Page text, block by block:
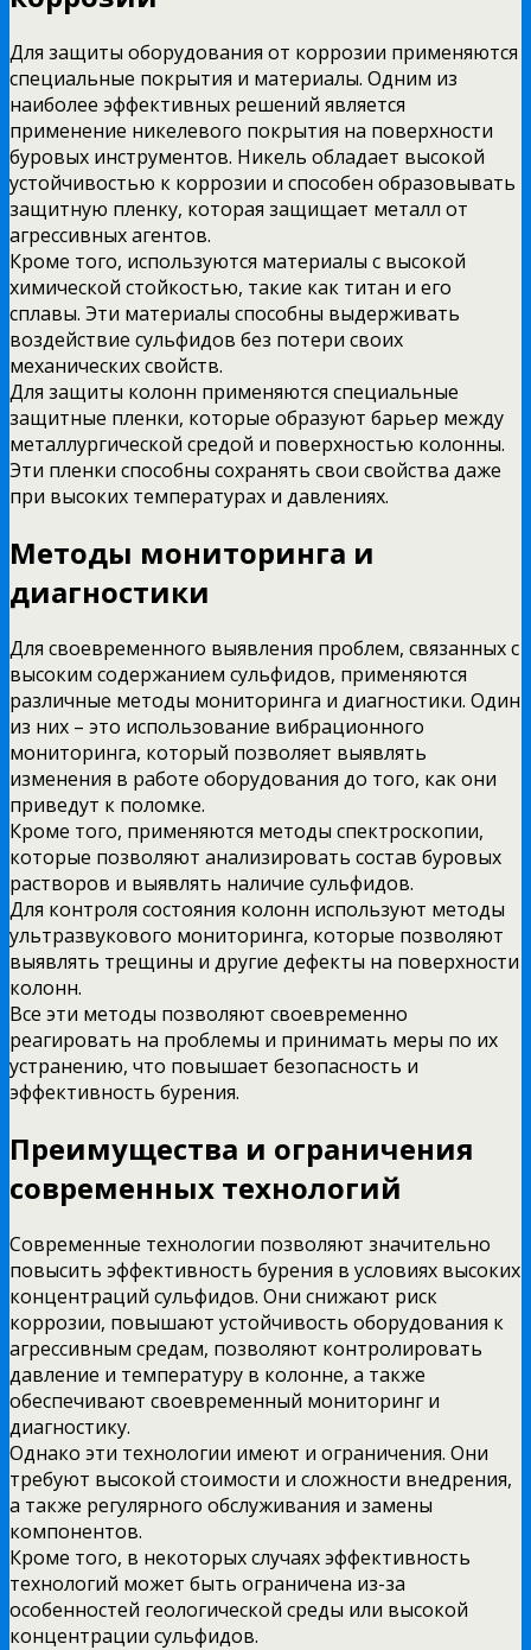
Для защиты оборудования от коррозии применяются
специальные покрытия и материалы. Одним из
наиболее эффективных решений является
применение никелевого покрытия на поверхности
буровых инструментов. Никель обладает высокой
устойчивостью к коррозии и способен образовывать
защитную пленку, которая защищает металл от
агрессивных агентов.
Кроме того, используются материалы с высокой
химической стойкостью, такие как титан и его
сплавы. Эти материалы способны выдерживать
воздействие сульфидов без потери своих
механических свойств.
Для защиты колонн применяются специальные
защитные пленки, которые образуют барьер между
металлургической средой и поверхностью колонны.
Эти пленки способны сохранять свои свойства даже
при высоких температурах и давлениях.
Методы мониторинга и
диагностики
Для своевременного выявления проблем, связанных с
высоким содержанием сульфидов, применяются
различные методы мониторинга и диагностики. Один
из них – это использование вибрационного
мониторинга, который позволяет выявлять
изменения в работе оборудования до того, как они
приведут к поломке.
Кроме того, применяются методы спектроскопии,
которые позволяют анализировать состав буровых
растворов и выявлять наличие сульфидов.
Для контроля состояния колонн используют методы
ультразвукового мониторинга, которые позволяют
выявлять трещины и другие дефекты на поверхности
колонн.
Все эти методы позволяют своевременно
реагировать на проблемы и принимать меры по их
устранению, что повышает безопасность и
эффективность бурения.
Преимущества и ограничения
современных технологий
Современные технологии позволяют значительно
повысить эффективность бурения в условиях высоких
концентраций сульфидов. Они снижают риск
коррозии, повышают устойчивость оборудования к
агрессивным средам, позволяют контролировать
давление и температуру в колонне, а также
обеспечивают своевременный мониторинг и
диагностику.
Однако эти технологии имеют и ограничения. Они
требуют высокой стоимости и сложности внедрения,
а также регулярного обслуживания и замены
компонентов.
Кроме того, в некоторых случаях эффективность
технологий может быть ограничена из-за
особенностей геологической среды или высокой
концентрации сульфидов.